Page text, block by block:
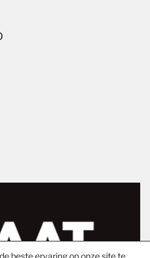
beste ervaring op onze site te